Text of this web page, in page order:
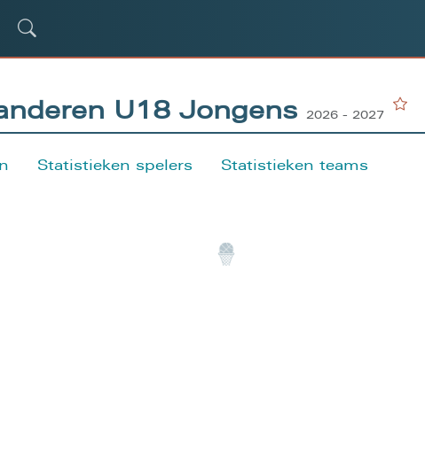
U18 Jongens 2026 - 2027
Statistieken spelers Statistieken teams